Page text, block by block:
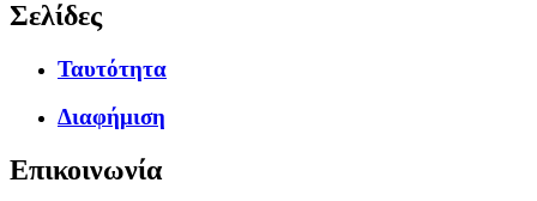
Σελίδες
Ταυτότητα
Διαφήμιση
Επικοινωνία